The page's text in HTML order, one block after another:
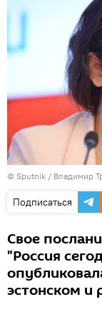
© Sputnik / Владимир
Подписаться
Свое
"Россия
эстонском и